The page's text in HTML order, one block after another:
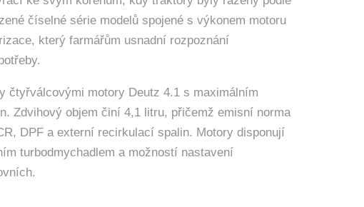
číselné série modelů spojené s výkonem motoru
který farmářům usnadní rozpoznání
čtyřválcovými motory Deutz 4.1 s maximálním
Zdvihový objem činí 4,1 litru, přičemž emisní norma
DPF a externí recirkulací spalin. Motory disponují
turbodmychadlem a možností nastavení